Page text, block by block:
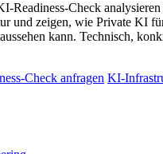
Readiness-Check
und zeigen, wie Private KI
kann. Technisch,
Check anfragen KI-